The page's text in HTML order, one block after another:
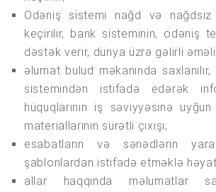
Ödəniş sistemi nağd və
keçirilir, bank sisteminin, ödəniş
dəstək verir, dünya üzrə gəlirli
əlumat bulud məkanında
sistemindən istifadə edərək
hüquqlarının iş səviyyəsinə
materiallarının sürətli çıxışı;
esabatların və sənədlərin
şablonlardan istifadə etməklə
allar haqqında məlumatlar